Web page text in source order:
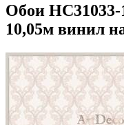
Обои
10,05м винил